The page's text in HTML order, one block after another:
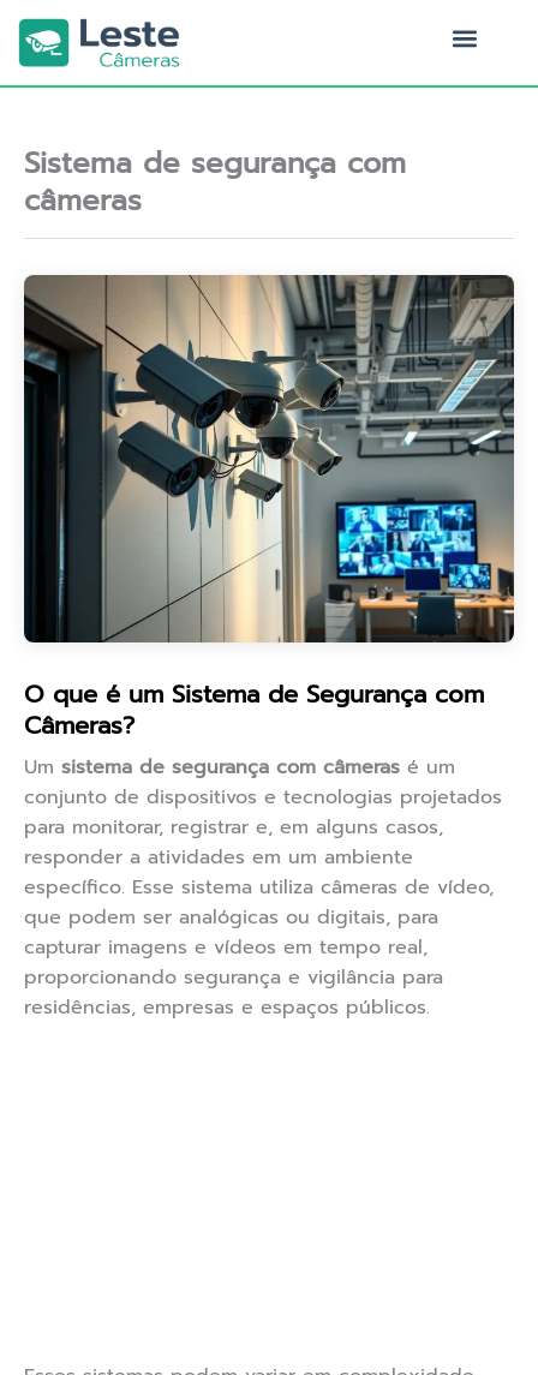
para
conteúdo
Sistema de segurança com
câmeras
O que é um Sistema de Segurança com
Câmeras?
Um sistema de segurança com câmeras é um
conjunto de dispositivos e tecnologias projetados
para monitorar, registrar e, em alguns casos,
responder a atividades em um ambiente
específico. Esse sistema utiliza câmeras de vídeo,
que podem ser analógicas ou digitais, para
capturar imagens e vídeos em tempo real,
proporcionando segurança e vigilância para
residências, empresas e espaços públicos.